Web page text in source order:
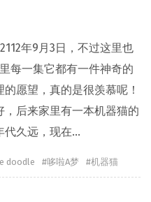
年9月3日，不过这里也
每一集它都有一件神奇的
愿望，真的是很羡慕呢！
后来家里有一本机器猫的
久远，现在...
doodle 哆啦A梦 机器猫